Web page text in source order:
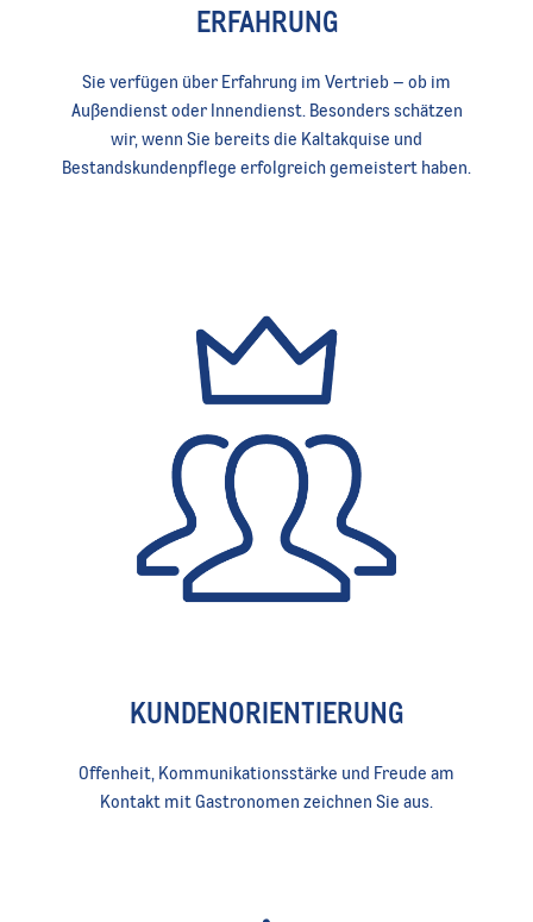
ERFAHRUNG
Sie verfügen über Erfahrung im Vertrieb – ob im
Außendienst oder Innendienst. Besonders schätzen
wir, wenn Sie bereits die Kaltakquise und
Bestandskundenpflege erfolgreich gemeistert haben.
KUNDENORIENTIERUNG
Offenheit, Kommunikationsstärke und Freude am
Kontakt mit Gastronomen zeichnen Sie aus.